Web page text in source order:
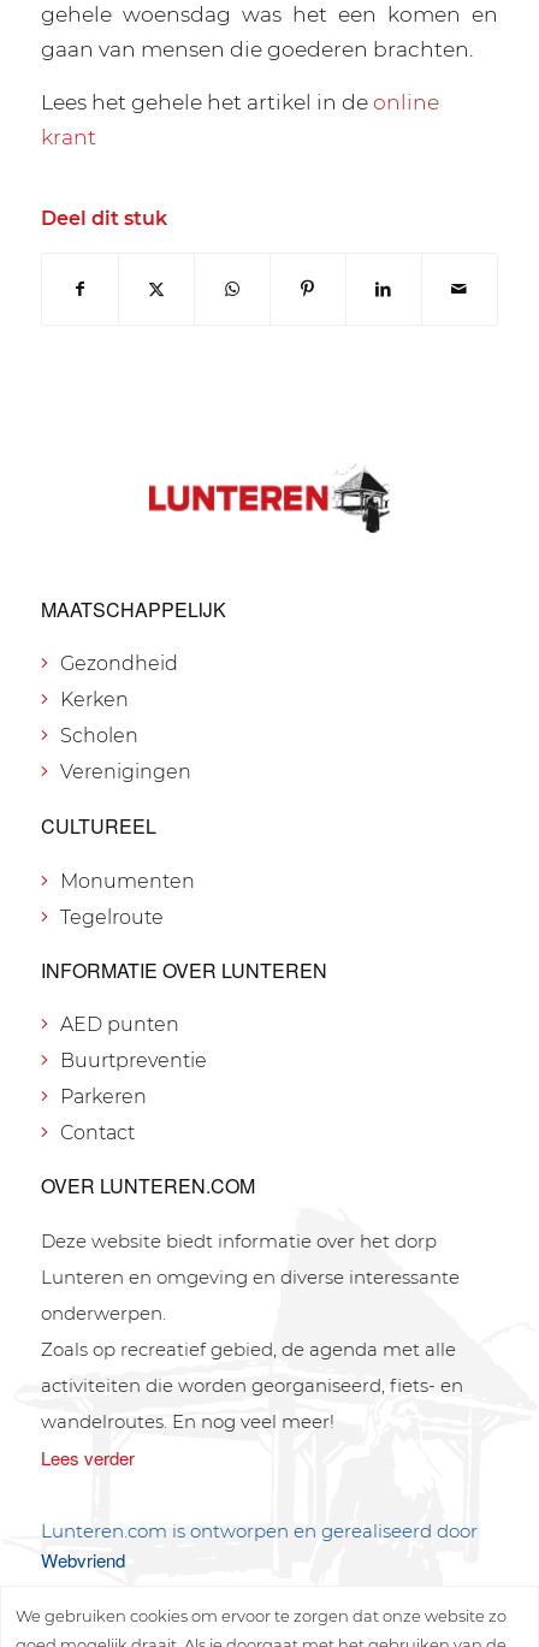
gehele woensdag was het een komen en
gaan van mensen die goederen brachten.
Lees het gehele het artikel in deonline
krant
Deel dit stuk
MAATSCHAPPELIJK
Gezondheid
Kerken
Scholen
Verenigingen
CULTUREEL
Monumenten
Tegelroute
INFORMATIE OVER LUNTEREN
AED punten
Buurtpreventie
Parkeren
Contact
OVER LUNTEREN.COM
Deze website biedt informatie over het dorp
Lunteren en omgeving en diverse interessante
onderwerpen.
Zoals op recreatief gebied, de agenda met alle
activiteiten die worden georganiseerd, fiets- en
wandelroutes. En nog veel meer!
Lees verder
Lunteren.com is ontworpen en gerealiseerd door
Webvriend
We gebruiken cookies om ervoor te zorgen dat onze website zo